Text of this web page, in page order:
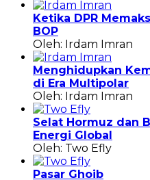
Ketika DPR
BOP
Oleh: Irdam Imran
Menghidupkan
di Era Multipolar
Oleh: Irdam Imran
Selat Hormuz dan
Energi Global
Oleh: Two Efly
Pasar Ghoib